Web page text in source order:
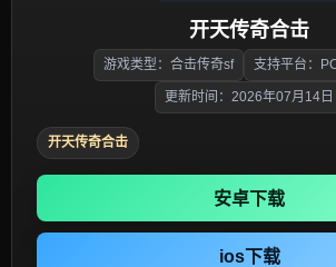
开天传奇合击
游戏类型：合击传奇sf 支持平台：
更新时间：2026年07月14日
开天传奇合击
安卓下载
ios下载